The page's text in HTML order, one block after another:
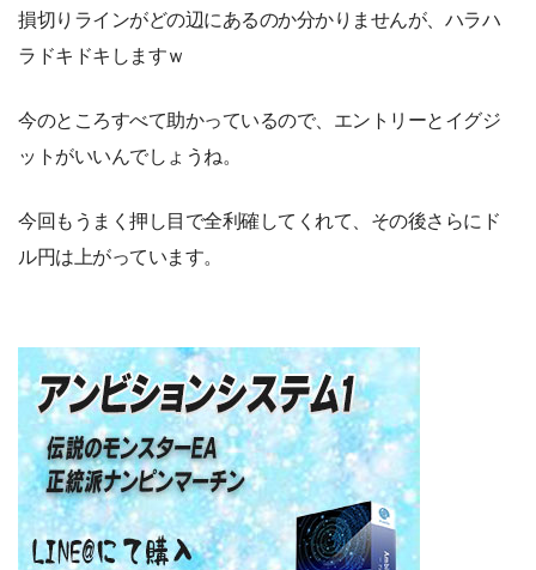
損切りラインがどの辺にあるのか分かりませんが、ハラハ
ラドキドキしますｗ
今のところすべて助かっているので、エントリーとイグジ
ットがいいんでしょうね。
今回もうまく押し目で全利確してくれて、その後さらにド
ル円は上がっています。